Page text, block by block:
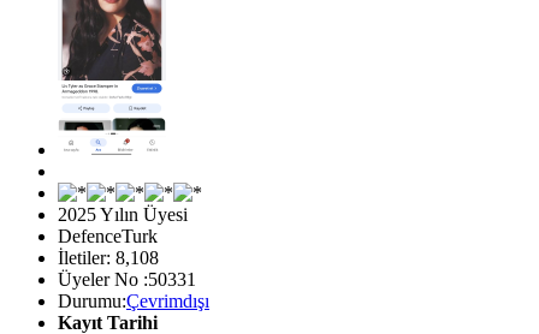
2025 Yılın Üyesi
DefenceTurk
İletiler: 8,108
Üyeler No :50331
Durumu:Çevrimdışı
Kayıt Tarihi